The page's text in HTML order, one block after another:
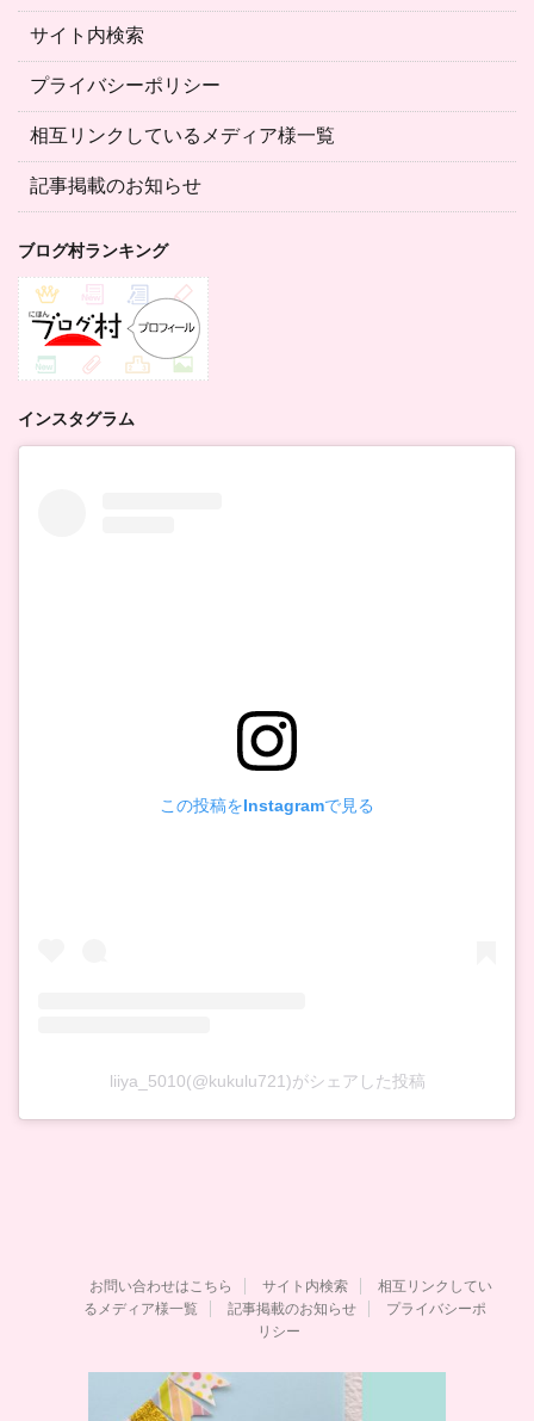
サイト内検索
プライバシーポリシー
相互リンクしているメディア様一覧
記事掲載のお知らせ
ブログ村ランキング
インスタグラム
この投稿をInstagramで見る
liiya_5010(@kukulu721)がシェアした投稿
お問い合わせはこちら サイト内検索
相互リンクしてい
るメディア様一覧
記事掲載のお知らせ
プライバシーポ
リシー